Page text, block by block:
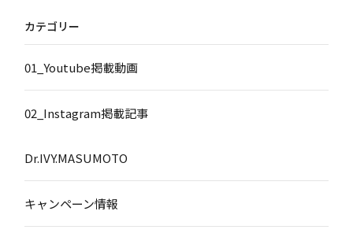
カテゴリー
01_Youtube掲載動画
02_Instagram掲載記事
Dr.IVY.MASUMOTO
キャンペーン情報